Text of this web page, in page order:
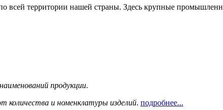
всей территории нашей страны. Здесь крупные
продукции.
количества и номенклатуры изделий. подробнее...